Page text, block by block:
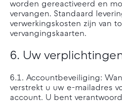
worden gereactiveerd en
vervangen. Standaard
verwerkingskosten zijn van
vervangingskaarten.
6. Uw
6.1. Accountbeveiliging:
verstrekt u uw e-mailadres
account. U bent